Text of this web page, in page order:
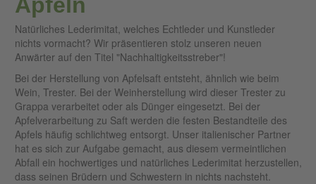
Natürliches Lederimitat, welches Echtleder und Kunstleder
nichts vormacht? Wir präsentieren stolz unseren neuen
Anwärter auf den Titel "Nachhaltigkeitsstreber"!
Bei der Herstellung von Apfelsaft entsteht, ähnlich wie beim
Wein, Trester. Bei der Weinherstellung wird dieser Trester zu
Grappa verarbeitet oder als Dünger eingesetzt. Bei der
Apfelverarbeitung zu Saft werden die festen Bestandteile des
Apfels häufig schlichtweg entsorgt. Unser italienischer Partner
hat es sich zur Aufgabe gemacht, aus diesem vermeintlichen
Abfall ein hochwertiges und natürliches Lederimitat herzustellen,
dass seinen Brüdern und Schwestern in nichts nachsteht.